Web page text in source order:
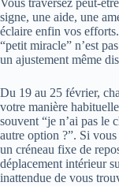
Vous traversez peut-
signe, une aide, une
éclaire enfin vos
“petit miracle” n’est
un ajustement même
Du 19 au 25 février,
votre manière
souvent “je n’ai pas le
autre option ?”. Si
un créneau fixe de
déplacement intérieur
inattendue de vous